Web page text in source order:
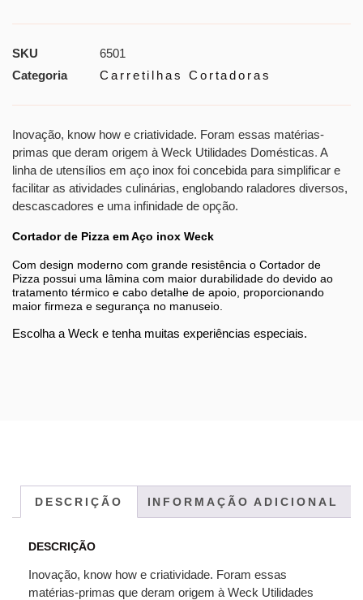
SKU
6501
Categoria
Carretilhas Cortadoras
Inovação, know how e criatividade. Foram essas matérias-
primas que deram origem à Weck Utilidades Domésticas. A
linha de utensílios em aço inox foi concebida para simplificar e
facilitar as atividades culinárias, englobando raladores diversos,
descascadores e uma infinidade de opção.
Cortador de Pizza em Aço inox Weck
Com design moderno com grande resistência o Cortador de
Pizza possui uma lâmina com maior durabilidade do devido ao
tratamento térmico e cabo detalhe de apoio, proporcionando
maior firmeza e segurança no manuseio.
Escolha a Weck e tenha muitas experiências especiais.
DESCRIÇÃO INFORMAÇÃO ADICIONAL
DESCRIÇÃO
Inovação, know how e criatividade. Foram essas
matérias-primas que deram origem à Weck Utilidades